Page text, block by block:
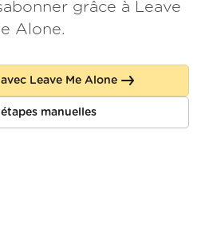
FAQ
grâce à Leave
Alone.
Leave Me Alone
manuelles